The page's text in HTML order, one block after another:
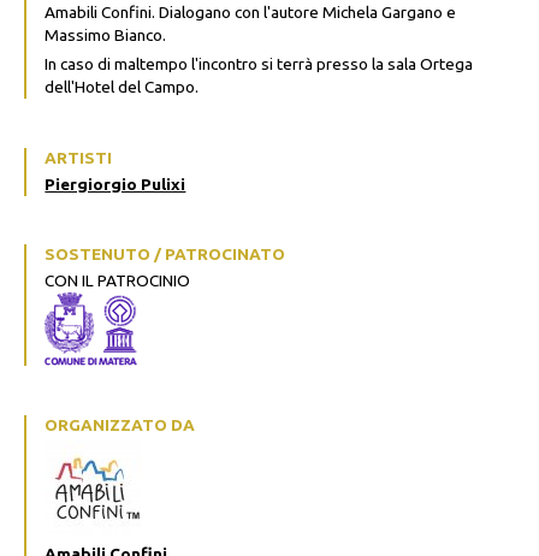
Amabili Confini. Dialogano con l'autore Michela Gargano e
Massimo Bianco.
In caso di maltempo l'incontro si terrà presso la sala Ortega
dell'Hotel del Campo.
ARTISTI
Piergiorgio Pulixi
SOSTENUTO / PATROCINATO
CON IL PATROCINIO
ORGANIZZATO DA